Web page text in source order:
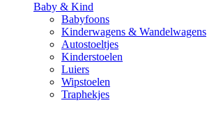
Baby & Kind
Babyfoons
Kinderwagens & Wandelwagens
Autostoeltjes
Kinderstoelen
Luiers
Wipstoelen
Traphekjes